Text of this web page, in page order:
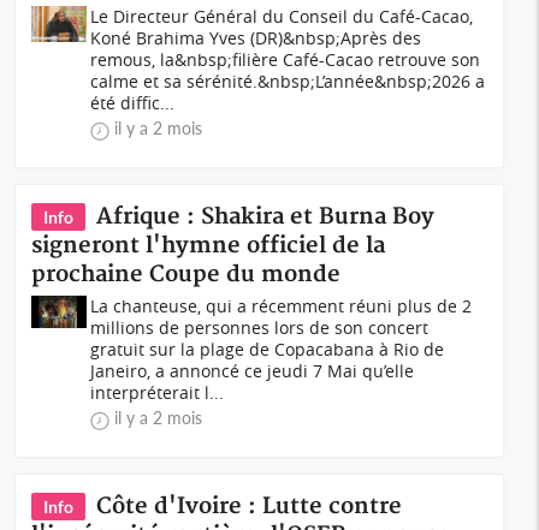
Le Directeur Général du Conseil du Café-Cacao,
Koné Brahima Yves (DR)&nbsp;Après des
remous, la&nbsp;filière Café-Cacao retrouve son
calme et sa sérénité.&nbsp;L’année&nbsp;2026 a
été diffic...
il y a 2 mois
Info
Afrique : Shakira et Burna Boy
signeront l'hymne officiel de la
prochaine Coupe du monde
La chanteuse, qui a récemment réuni plus de 2
millions de personnes lors de son concert
gratuit sur la plage de Copacabana à Rio de
Janeiro, a annoncé ce jeudi 7 Mai qu’elle
interpréterait l...
il y a 2 mois
Info
Côte d'Ivoire : Lutte contre